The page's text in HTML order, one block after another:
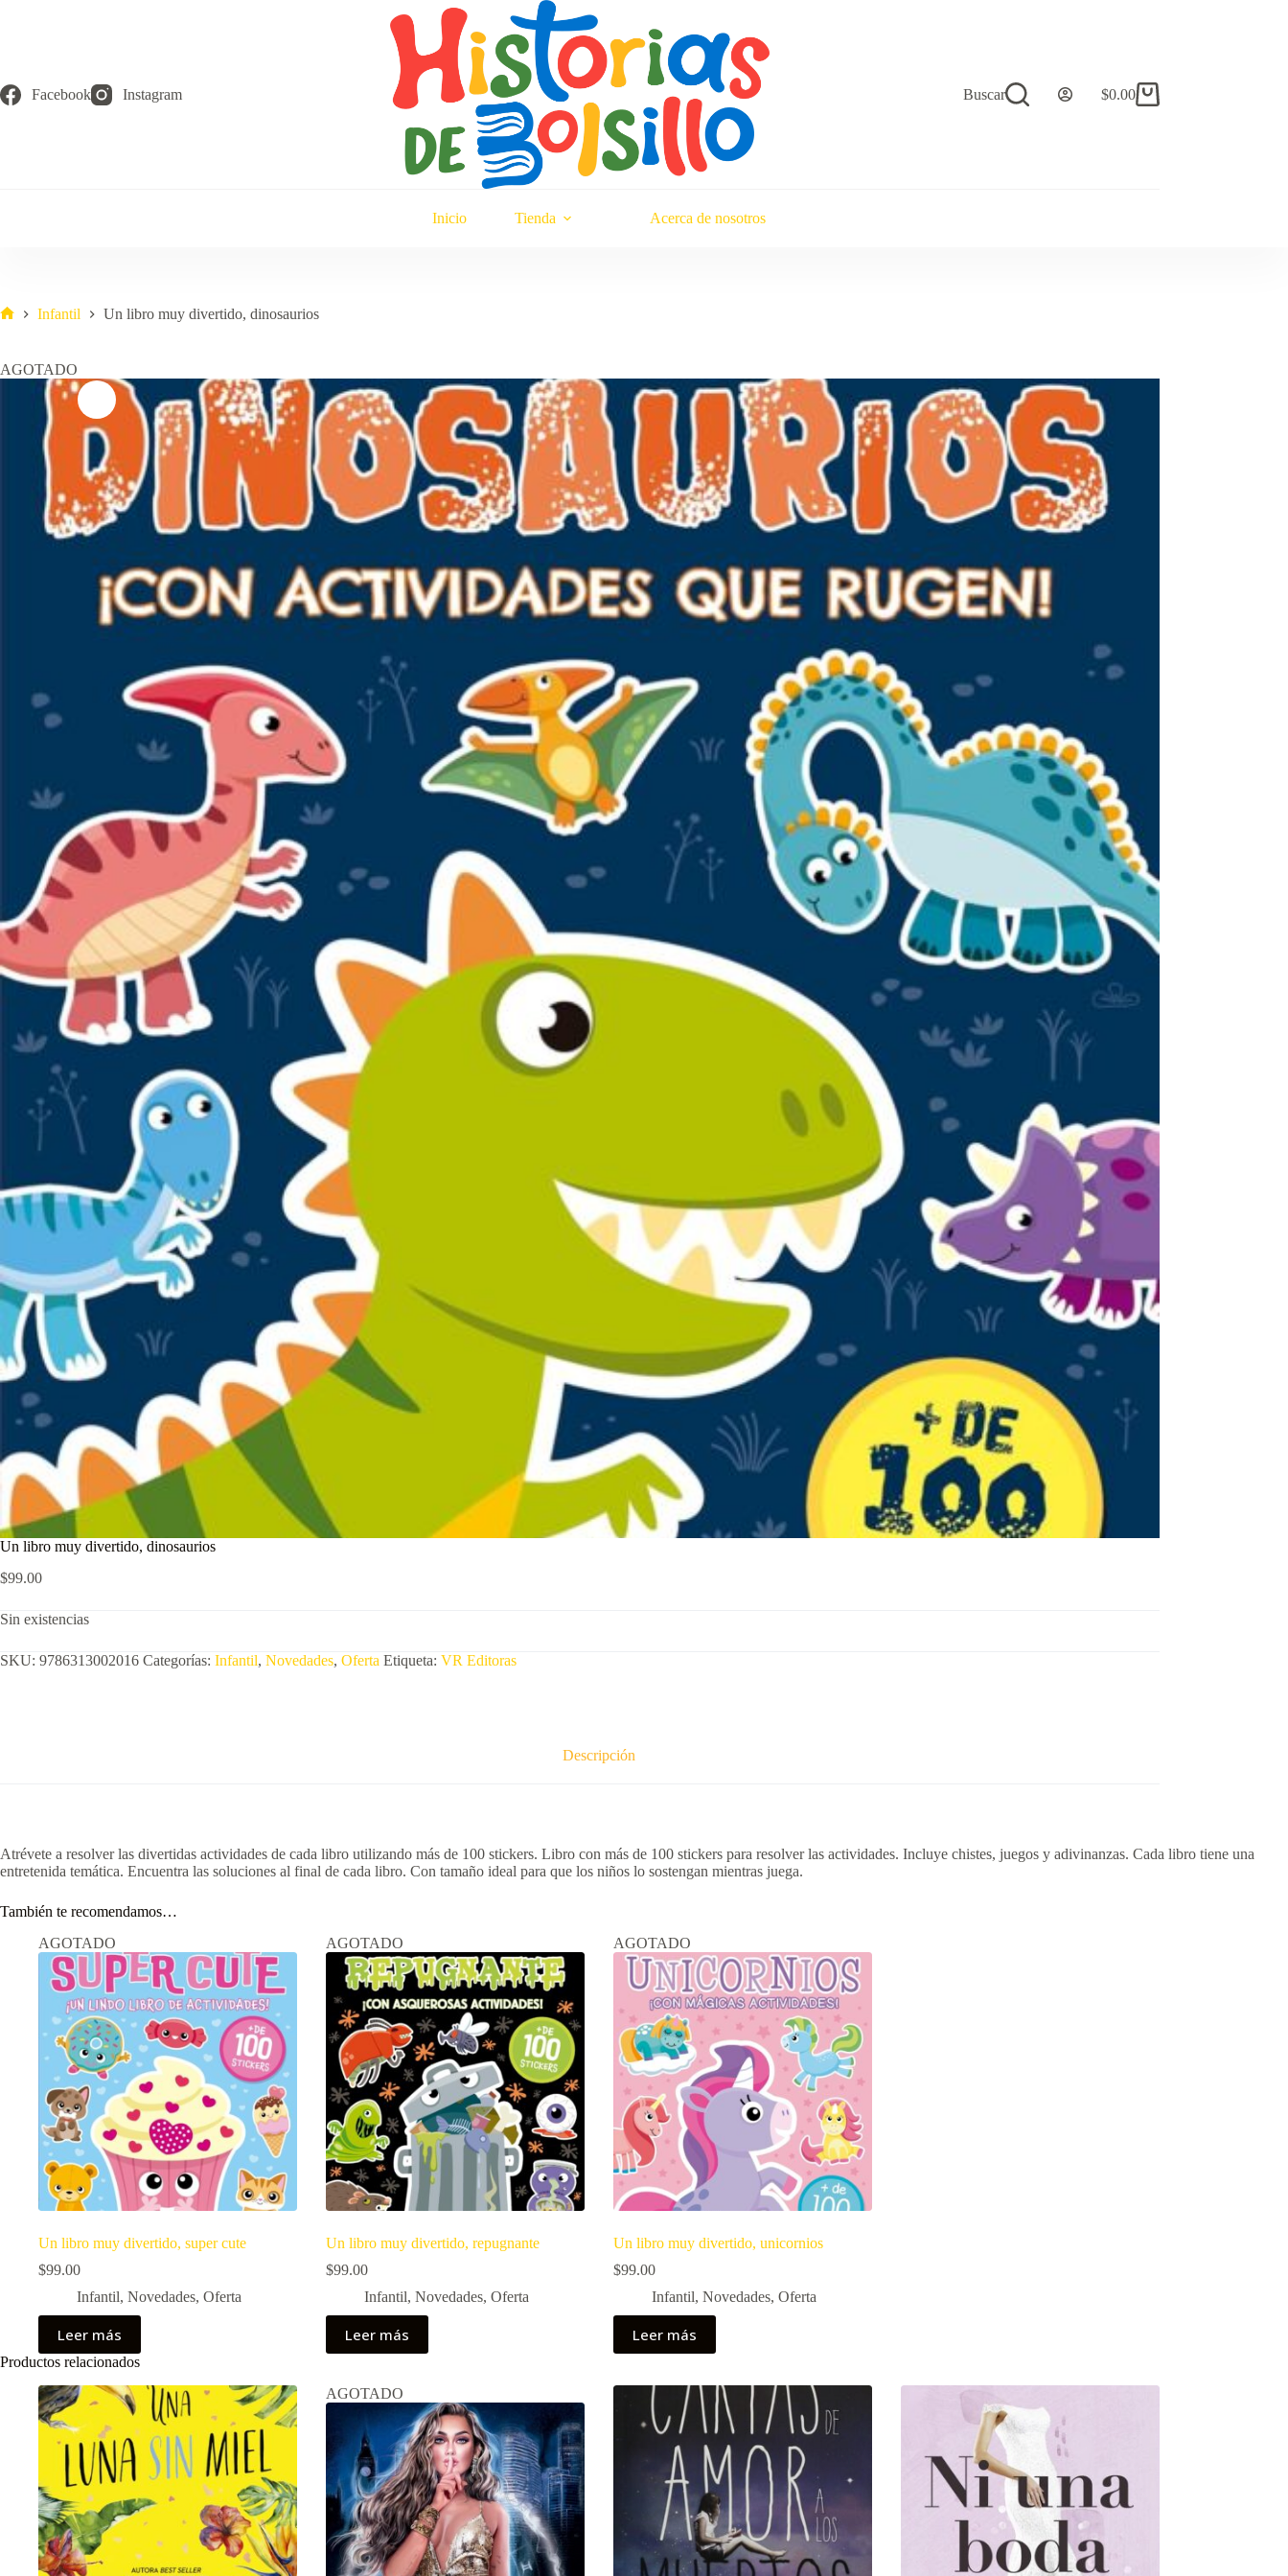
Facebook Instagram Buscar
Carro
$0.00
Inicio Tienda Acerca de nosotros
Infantil Un libro muy divertido, dinosaurios
AGOTADO
Un libro muy divertido, dinosaurios
$99.00
Sin existencias
SKU: 9786313002016 Categorías: Infantil, Novedades, Oferta Etiqueta: VR Editoras
Descripción
Atrévete a resolver las divertidas actividades de cada libro utilizando más de 100 stickers. Libro con más de 100 stickers para resolver las actividades. Incluye chistes, juegos y adivinanzas. Cada libro tiene una
entretenida temática. Encuentra las soluciones al final de cada libro. Con tamaño ideal para que los niños lo sostengan mientras juega.
También te recomendamos…
AGOTADO
Un libro muy divertido, super cute
$99.00
Infantil, Novedades, Oferta
Leer más
AGOTADO
Un libro muy divertido, repugnante
$99.00
Infantil, Novedades, Oferta
Leer más
AGOTADO
Un libro muy divertido, unicornios
$99.00
Infantil, Novedades, Oferta
Leer más
Productos relacionados
AGOTADO